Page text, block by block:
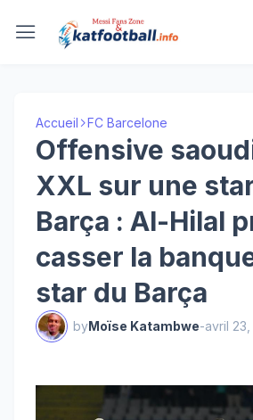
Accueil FC Barcelone
Offensive
XXL sur une
Barça : Al-Hilal
casser la
star du Barça
byMoïse Katambwe-avril